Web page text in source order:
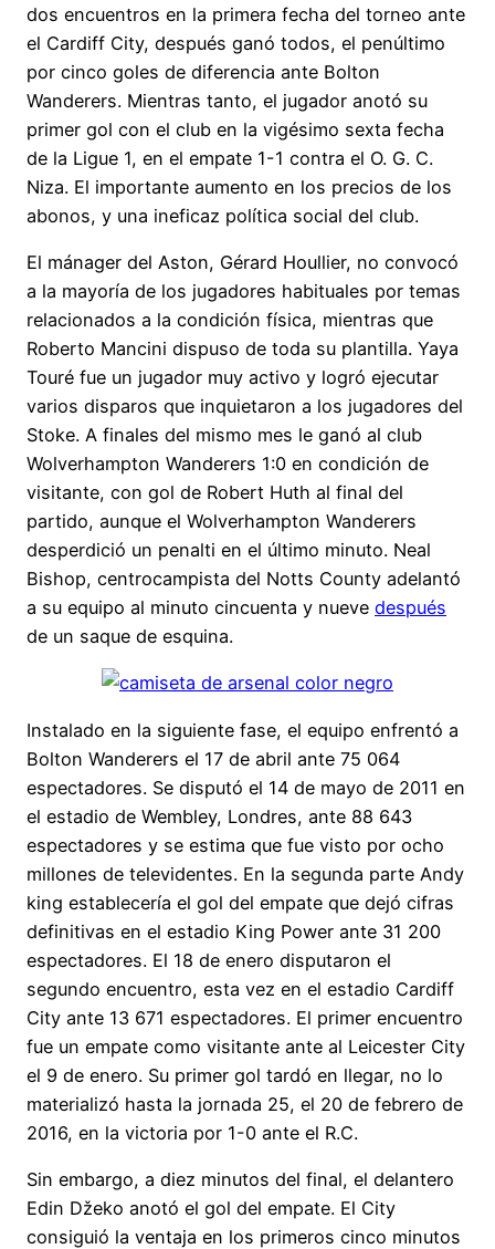
dos encuentros en la primera fecha del torneo ante
el Cardiff City, después ganó todos, el penúltimo
por cinco goles de diferencia ante Bolton
Wanderers. Mientras tanto, el jugador anotó su
primer gol con el club en la vigésimo sexta fecha
de la Ligue 1, en el empate 1-1 contra el O. G. C.
Niza. El importante aumento en los precios de los
abonos, y una ineficaz política social del club.
El mánager del Aston, Gérard Houllier, no convocó
a la mayoría de los jugadores habituales por temas
relacionados a la condición física, mientras que
Roberto Mancini dispuso de toda su plantilla. Yaya
Touré fue un jugador muy activo y logró ejecutar
varios disparos que inquietaron a los jugadores del
Stoke. A finales del mismo mes le ganó al club
Wolverhampton Wanderers 1:0 en condición de
visitante, con gol de Robert Huth al final del
partido, aunque el Wolverhampton Wanderers
desperdició un penalti en el último minuto. Neal
Bishop, centrocampista del Notts County adelantó
a su equipo al minuto cincuenta y nueve después
de un saque de esquina.
Instalado en la siguiente fase, el equipo enfrentó a
Bolton Wanderers el 17 de abril ante 75 064
espectadores. Se disputó el 14 de mayo de 2011 en
el estadio de Wembley, Londres, ante 88 643
espectadores y se estima que fue visto por ocho
millones de televidentes. En la segunda parte Andy
king establecería el gol del empate que dejó cifras
definitivas en el estadio King Power ante 31 200
espectadores. El 18 de enero disputaron el
segundo encuentro, esta vez en el estadio Cardiff
City ante 13 671 espectadores. El primer encuentro
fue un empate como visitante ante al Leicester City
el 9 de enero. Su primer gol tardó en llegar, no lo
materializó hasta la jornada 25, el 20 de febrero de
2016, en la victoria por 1-0 ante el R.C.
Sin embargo, a diez minutos del final, el delantero
Edin Džeko anotó el gol del empate. El City
consiguió la ventaja en los primeros cinco minutos